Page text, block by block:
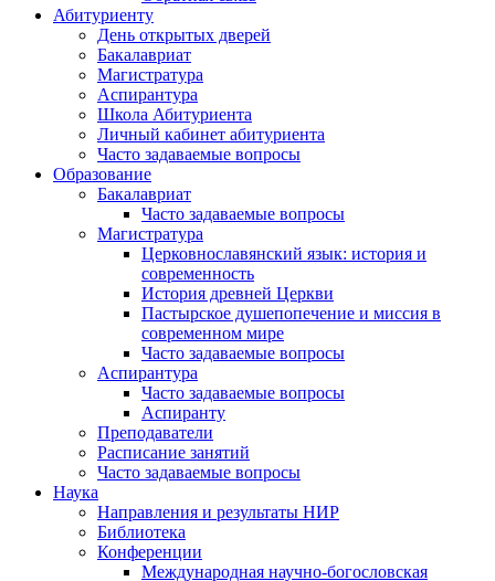
Абитуриенту
День открытых дверей
Бакалавриат
Магистратура
Аспирантура
Школа Абитуриента
Личный кабинет абитуриента
Часто задаваемые вопросы
Образование
Бакалавриат
Часто задаваемые вопросы
Магистратура
Церковнославянский язык: история и
современность
История древней Церкви
Пастырское душепопечение и миссия в
современном мире
Часто задаваемые вопросы
Аспирантура
Часто задаваемые вопросы
Аспиранту
Преподаватели
Расписание занятий
Часто задаваемые вопросы
Наука
Направления и результаты НИР
Библиотека
Конференции
Международная научно-богословская